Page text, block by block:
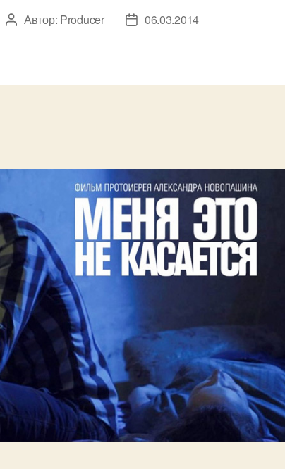
Автор
Автор: Producer
Дата06.03.2014